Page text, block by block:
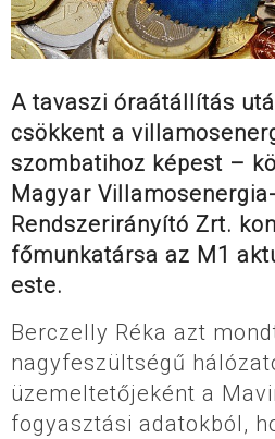
A tavaszi óraátállítás
csökkent a
szombatihoz képest –
Magyar
Rendszerirányító Zrt.
főmunkatársa az M1
este.
Berczelly Réka azt
nagyfeszültségű
üzemeltetőjeként a
fogyasztási adatokból,